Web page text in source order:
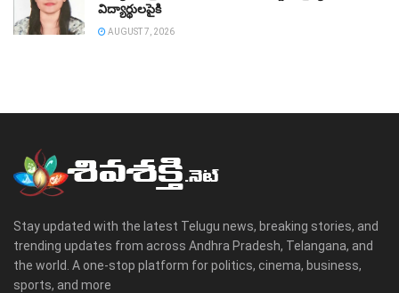
విద్యార్థులపైకి
AUGUST 7, 2026
Stay updated with the latest Telugu news, breaking stories, and
trending updates from across Andhra Pradesh, Telangana, and
the world. A one-stop platform for politics, cinema, business,
sports, and more